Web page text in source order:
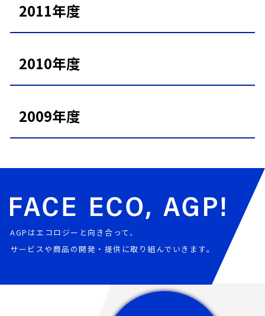
2011年度
2010年度
2009年度
AGPはエコロジーと向き合って、
サービスや商品の開発・提供に取り組んでいきます。